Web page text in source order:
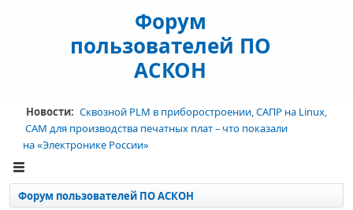
Форум
пользователей ПО
АСКОН
Новости: Сквозной PLM в приборостроении, САПР на Linux,
CAM для производства печатных плат – что показали
на «Электронике России»
Форум пользователей ПО АСКОН